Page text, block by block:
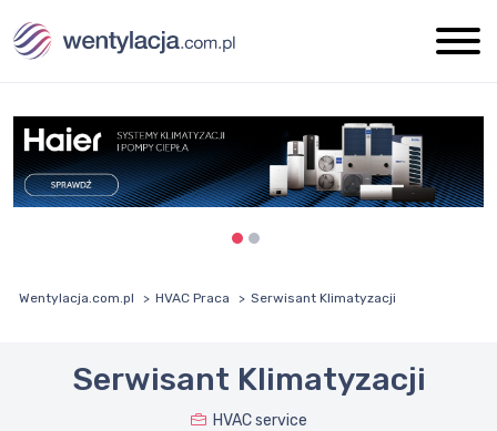
Wentylacja.com.pl HVAC Praca Serwisant Klimatyzacji
Serwisant Klimatyzacji
HVAC service